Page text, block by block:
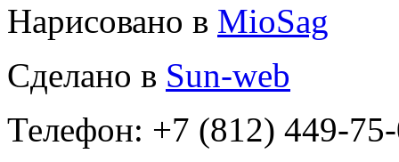
Нарисовано в MioSag
Сделано в Sun-web
Телефон: +7 (812) 449-